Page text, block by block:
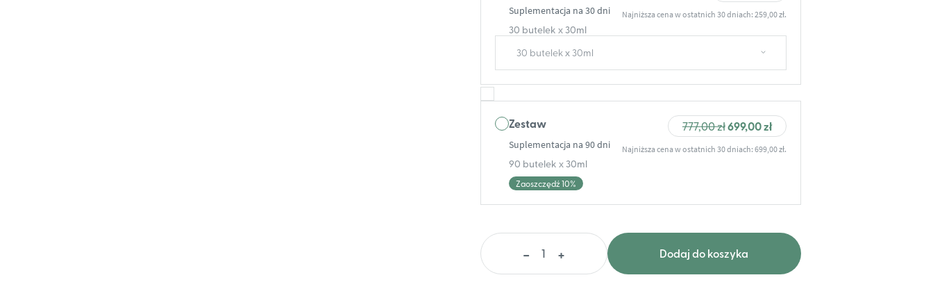
Suplementacja na 30 dni
30 butelek x 30ml
Najniższa cena w ostatnich 30 dniach: 259,00zł.
30 butelek x 30ml
Zestaw
Suplementacja na 90 dni
90 butelek x 30ml
Zaoszczędź 10%
777,00złPierwotna
cena
wynosiła:
699,00złAktualna
cena
Najniższa cena w ostatnich 30 dniach: 699,00zł.
-
Kolagen
Collibre
+ Dodaj do koszyka